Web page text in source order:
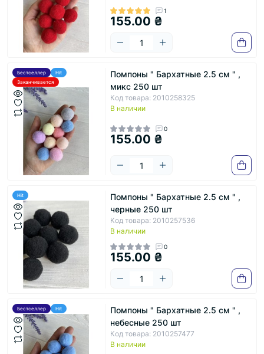
1
155.00 ₴
Бестселлер
Hit
Заканчивается
Помпоны " Бархатные 2.5 см " ,
микс 250 шт
Код товара: 2010258325
В наличии
0
155.00 ₴
Hit
Помпоны " Бархатные 2.5 см " ,
черные 250 шт
Код товара: 2010257536
В наличии
0
155.00 ₴
Бестселлер Hit
Помпоны " Бархатные 2.5 см " ,
небесные 250 шт
Код товара: 2010257477
В наличии